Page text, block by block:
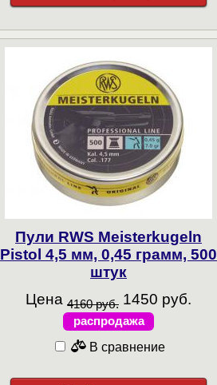
Пули RWS Meisterkugeln
Pistol 4,5 мм, 0,45 грамм, 500
штук
Цена 4160 руб. 1450 руб.
распродажа
В сравнение